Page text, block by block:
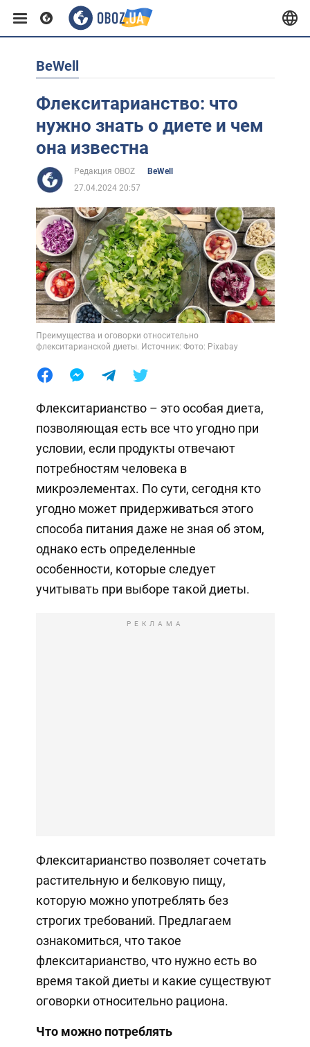
Европа
США
Африка
Жизнь
Лайфхаки
BeWell
Флекситарианство: что
нужно знать о диете и чем
она известна
Редакция OBOZ
BeWell
27.04.2024 20:57
Преимущества и оговорки относительно
флекситарианской диеты. Источник: Фото: Pixabay
Флекситарианство – это особая диета,
позволяющая есть все что угодно при
условии, если продукты отвечают
потребностям человека в
микроэлементах. По сути, сегодня кто
угодно может придерживаться этого
способа питания даже не зная об этом,
однако есть определенные
особенности, которые следует
учитывать при выборе такой диеты.
РЕКЛАМА
Флекситарианство позволяет сочетать
растительную и белковую пищу,
которую можно употреблять без
строгих требований. Предлагаем
ознакомиться, что такое
флекситарианство, что нужно есть во
время такой диеты и какие существуют
оговорки относительно рациона.
Что можно потреблять